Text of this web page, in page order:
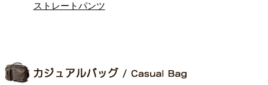
ストレートパンツ